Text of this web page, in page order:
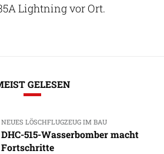
Lightning vor Ort.
GELESEN
NEUES LÖSCHFLUGZEUG IM BAU
DHC-515-Wasserbomber macht
Fortschritte